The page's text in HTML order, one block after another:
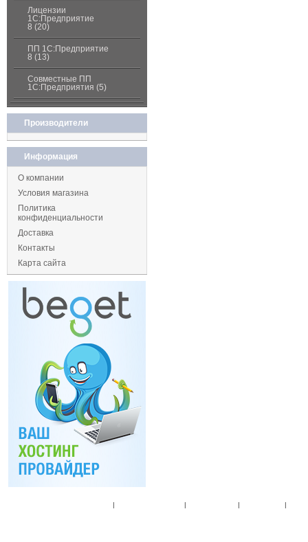
Лицензии
1С:Предприятие
8 (20)
ПП 1С:Предприятие
8 (13)
Совместные ПП
1С:Предприятия (5)
Производители
Информация
О компании
Условия магазина
Политика
конфиденциальности
Доставка
Контакты
Карта сайта
| | | |